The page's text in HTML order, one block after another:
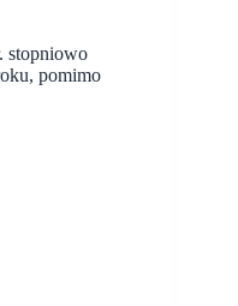
stopniowo
pomimo